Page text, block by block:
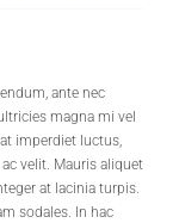
ante nec
magna mi vel
imperdiet luctus,
velit. Mauris aliquet
at lacinia turpis.
sodales. In hac